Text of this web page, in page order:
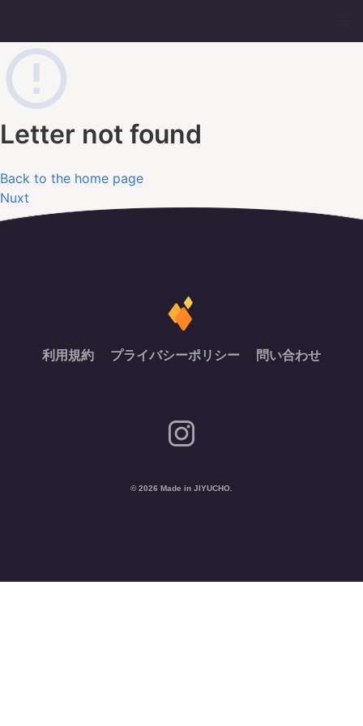
Letter not found
Back to the home page
Nuxt
利用規約 プライバシーポリシー 問い合わせ
© 2026 Made in JIYUCHO.